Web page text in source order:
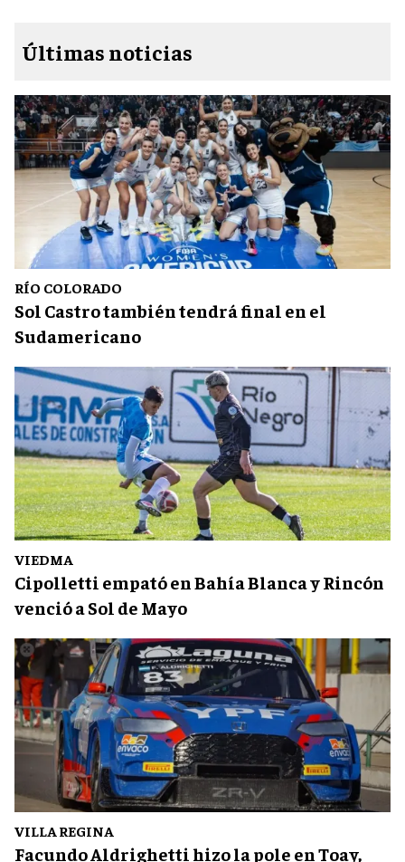
Últimas noticias
RÍO COLORADO
Sol Castro también tendrá final en el
Sudamericano
VIEDMA
Cipolletti empató en Bahía Blanca y Rincón
venció a Sol de Mayo
VILLA REGINA
Facundo Aldrighetti hizo la pole en Toay,